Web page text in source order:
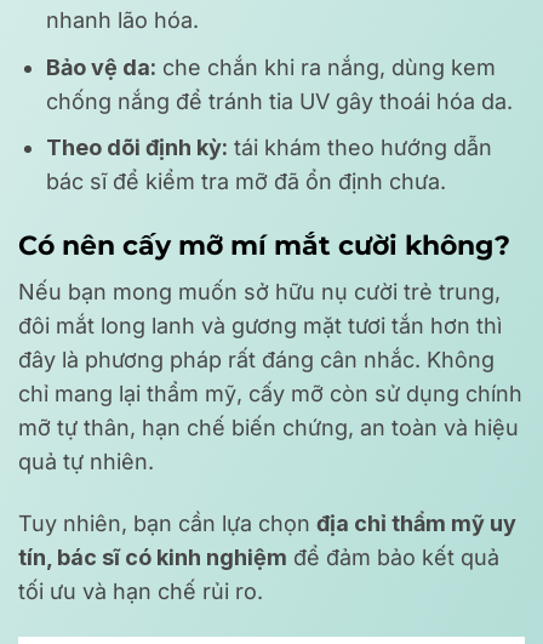
nhanh lão hóa.
Bảo vệ da: che chắn khi ra nắng, dùng kem
chống nắng để tránh tia UV gây thoái hóa da.
Theo dõi định kỳ: tái khám theo hướng dẫn
bác sĩ để kiểm tra mỡ đã ổn định chưa.
Có nên cấy mỡ mí mắt cười không?
Nếu bạn mong muốn sở hữu nụ cười trẻ trung,
đôi mắt long lanh và gương mặt tươi tắn hơn thì
đây là phương pháp rất đáng cân nhắc. Không
chỉ mang lại thẩm mỹ, cấy mỡ còn sử dụng chính
mỡ tự thân, hạn chế biến chứng, an toàn và hiệu
quả tự nhiên.
Tuy nhiên, bạn cần lựa chọn địa chỉ thẩm mỹ uy
tín, bác sĩ có kinh nghiệm để đảm bảo kết quả
tối ưu và hạn chế rủi ro.